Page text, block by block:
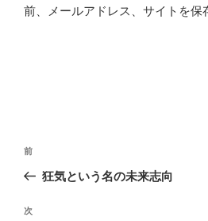
前、メールアドレス、サイトを保
投
ビ
前
の
稿
前
狂気という名の未来志向
次
次